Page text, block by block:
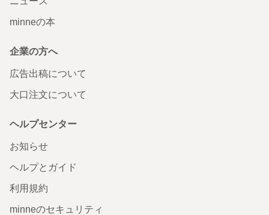
minneの本
企業の方へ
広告出稿について
大口注文について
ヘルプセンター
お知らせ
ヘルプとガイド
利用規約
minneのセキュリティ